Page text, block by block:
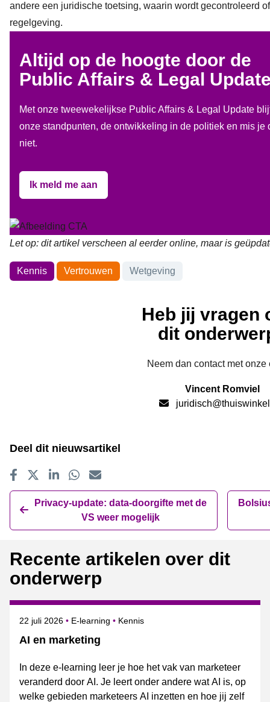
andere een juridische toetsing, waarin wordt gecontroleerd
regelgeving.
Altijd op de hoogte door de
Public Affairs & Legal
Met onze tweewekelijkse Public Affairs & Legal Update
onze standpunten, de ontwikkeling in de politiek en mis
niet.
Ik meld me aan
Let op: dit artikel verscheen al eerder online, maar is
Onderwerpen
Kennis Vertrouwen Wetgeving
Heb jij vragen
dit
Neem dan contact met onze
Vincent Romviel
Deel dit nieuwsartikel
Delen op Facebook
TweetDelen op LinkedIn
Delen op WhatsApp
E-mailadres
Privacy-update: data-doorgifte met de
VS weer mogelijk
Recente artikelen over dit
onderwerp
AI en marketing
Gepubliceerd op
22 juli 2026 E-learning Onderwerpen
Kennis
In deze e-learning leer je hoe het vak van marketeer
veranderd door AI. Je leert onder andere wat AI is, op
welke gebieden marketeers AI inzetten en hoe jij zelf